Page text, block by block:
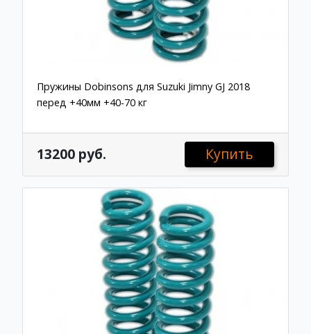
Пружины Dobinsons для Suzuki Jimny GJ 2018
перед +40мм +40-70 кг
13200 руб. Купить